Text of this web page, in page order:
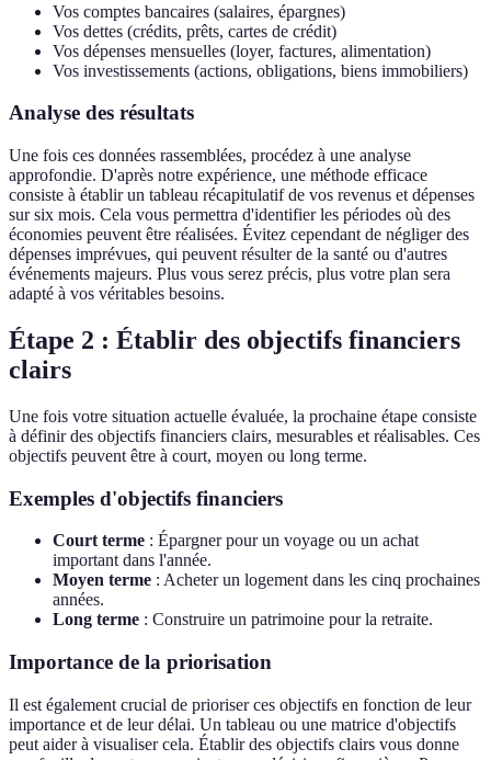
Vos comptes bancaires (salaires, épargnes)
Vos dettes (crédits, prêts, cartes de crédit)
Vos dépenses mensuelles (loyer, factures, alimentation)
Vos investissements (actions, obligations, biens immobiliers)
Analyse des résultats
Une fois ces données rassemblées, procédez à une analyse
approfondie. D'après notre expérience, une méthode efficace
consiste à établir un tableau récapitulatif de vos revenus et dépenses
sur six mois. Cela vous permettra d'identifier les périodes où des
économies peuvent être réalisées. Évitez cependant de négliger des
dépenses imprévues, qui peuvent résulter de la santé ou d'autres
événements majeurs. Plus vous serez précis, plus votre plan sera
adapté à vos véritables besoins.
Étape 2 : Établir des objectifs financiers
clairs
Une fois votre situation actuelle évaluée, la prochaine étape consiste
à définir des objectifs financiers clairs, mesurables et réalisables. Ces
objectifs peuvent être à court, moyen ou long terme.
Exemples d'objectifs financiers
Court terme : Épargner pour un voyage ou un achat
important dans l'année.
Moyen terme : Acheter un logement dans les cinq prochaines
années.
Long terme : Construire un patrimoine pour la retraite.
Importance de la priorisation
Il est également crucial de prioriser ces objectifs en fonction de leur
importance et de leur délai. Un tableau ou une matrice d'objectifs
peut aider à visualiser cela. Établir des objectifs clairs vous donne